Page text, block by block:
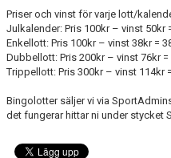
Priser och vinst för varje lott/
Julkalender: Pris 100kr – vinst 50kr
Enkellott: Pris 100kr – vinst 38kr =
Dubbellott: Pris 200kr – vinst 76kr =
Trippellott: Pris 300kr – vinst 114kr
Bingolotter säljer vi via
det fungerar hittar ni under stycket